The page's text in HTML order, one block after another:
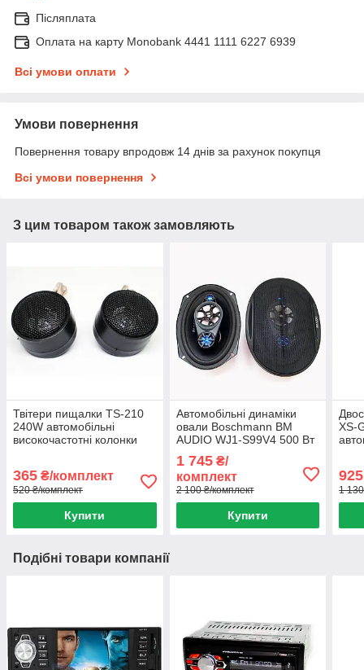
Післяплата
Оплата на карту Monobank 4441 1111 6227 6939
Всі умови оплати
Умови повернення
Повернення товару впродовж 14 днів за рахунок покупця
Всі умови повернення
З цим товаром також замовляють
Твітери пищалки TS-210
240W автомобільні
високочастотні колонки
365 ₴/комплект
520 ₴/комплект
Купити
Автомобільні динаміки
овали Boschmann BM
AUDIO WJ1-S99V4 500 Вт
Бошман
1 745₴/
комплект
2 100 ₴/комплект
Купити
XS-
925
1
Подібні товари компанії